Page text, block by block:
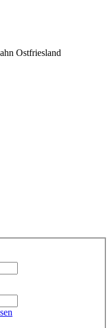
Ostfriesland